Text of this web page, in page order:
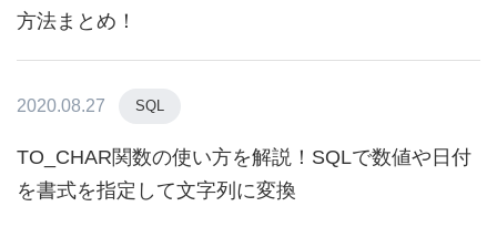
方法まとめ！
2020.08.27 SQL
TO_CHAR関数の使い方を解説！SQLで数値や日付
を書式を指定して文字列に変換